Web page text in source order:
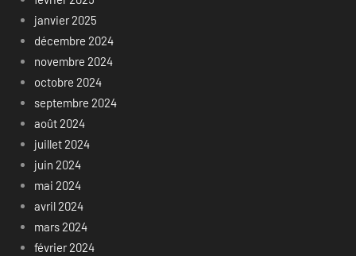
janvier 2025
décembre 2024
novembre 2024
octobre 2024
septembre 2024
août 2024
juillet 2024
juin 2024
mai 2024
avril 2024
mars 2024
février 2024